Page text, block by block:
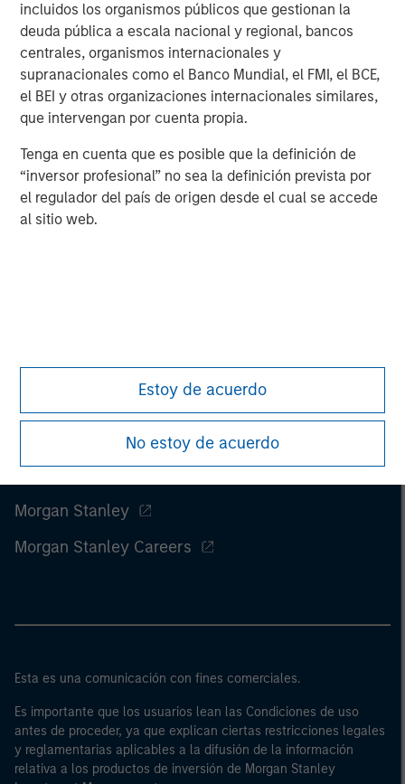
incluidos los organismos públicos que gestionan la
deuda pública a escala nacional y regional, bancos
centrales, organismos internacionales y
supranacionales como el Banco Mundial, el FMI, el BCE,
el BEI y otras organizaciones internacionales similares,
que intervengan por cuenta propia.
Tenga en cuenta que es posible que la definición de
“inversor profesional” no sea la definición prevista por
el regulador del país de origen desde el cual se accede
al sitio web.
Estoy de acuerdo
No estoy de acuerdo
Chris Ortega
Managing Director
Markus Hottenrott
Managing Director
Morgan Stanley
Morgan Stanley Careers
Esta es una comunicación con fines comerciales.
Es importante que los usuarios lean las Condiciones de uso
antes de proceder, ya que explican ciertas restricciones legales
y reglamentarias aplicables a la difusión de la información
relativa a los productos de inversión de Morgan Stanley